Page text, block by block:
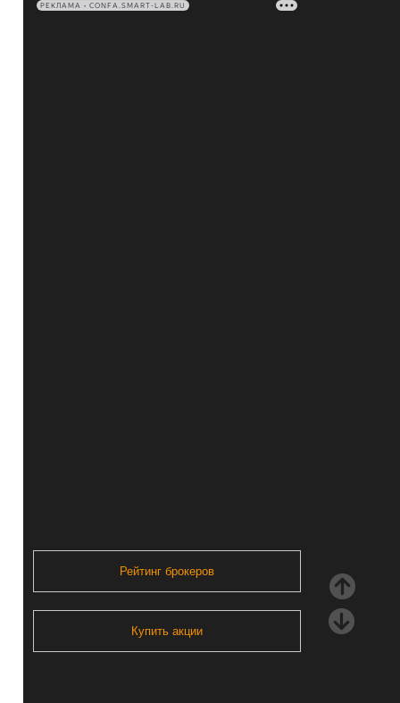
РЕКЛАМА • CONFA.SMART-LAB.RU
Рейтинг брокеров
Купить акции